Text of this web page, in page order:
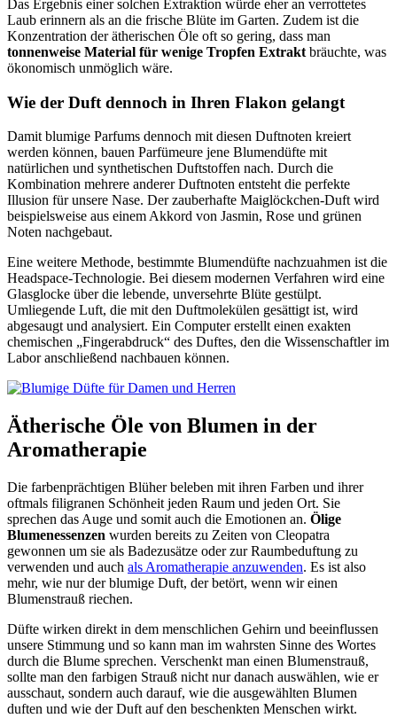
Das Ergebnis einer solchen Extraktion würde eher an verrottetes
Laub erinnern als an die frische Blüte im Garten. Zudem ist die
Konzentration der ätherischen Öle oft so gering, dass man
tonnenweise Material für wenige Tropfen Extrakt bräuchte, was
ökonomisch unmöglich wäre.
Wie der Duft dennoch in Ihren Flakon gelangt
Damit blumige Parfums dennoch mit diesen Duftnoten kreiert
werden können, bauen Parfümeure jene Blumendüfte mit
natürlichen und synthetischen Duftstoffen nach. Durch die
Kombination mehrere anderer Duftnoten entsteht die perfekte
Illusion für unsere Nase. Der zauberhafte Maiglöckchen-Duft wird
beispielsweise aus einem Akkord von Jasmin, Rose und grünen
Noten nachgebaut.
Eine weitere Methode, bestimmte Blumendüfte nachzuahmen ist die
Headspace-Technologie. Bei diesem modernen Verfahren wird eine
Glasglocke über die lebende, unversehrte Blüte gestülpt.
Umliegende Luft, die mit den Duftmolekülen gesättigt ist, wird
abgesaugt und analysiert. Ein Computer erstellt einen exakten
chemischen „Fingerabdruck“ des Duftes, den die Wissenschaftler im
Labor anschließend nachbauen können.
Ätherische Öle von Blumen in der
Aromatherapie
Die farbenprächtigen Blüher beleben mit ihren Farben und ihrer
oftmals filigranen Schönheit jeden Raum und jeden Ort. Sie
sprechen das Auge und somit auch die Emotionen an. Ölige
Blumenessenzen wurden bereits zu Zeiten von Cleopatra
gewonnen um sie als Badezusätze oder zur Raumbeduftung zu
verwenden und auch als Aromatherapie anzuwenden. Es ist also
mehr, wie nur der blumige Duft, der betört, wenn wir einen
Blumenstrauß riechen.
Düfte wirken direkt in dem menschlichen Gehirn und beeinflussen
unsere Stimmung und so kann man im wahrsten Sinne des Wortes
durch die Blume sprechen. Verschenkt man einen Blumenstrauß,
sollte man den farbigen Strauß nicht nur danach auswählen, wie er
ausschaut, sondern auch darauf, wie die ausgewählten Blumen
duften und wie der Duft auf den beschenkten Menschen wirkt.